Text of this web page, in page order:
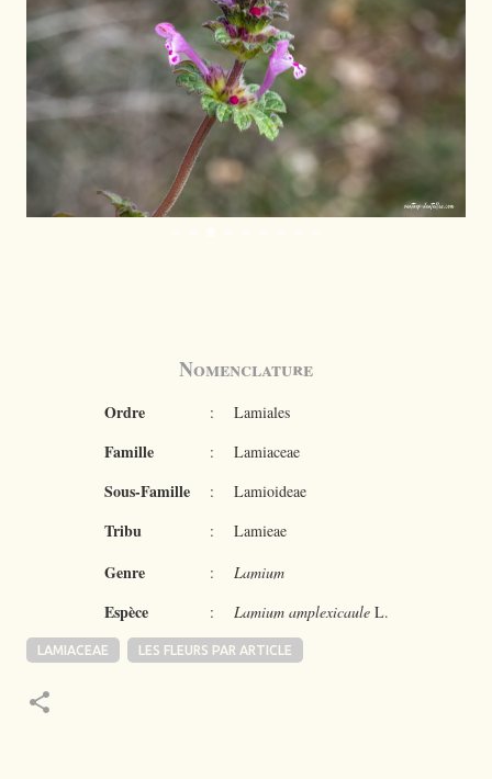
Nomenclature
Ordre : Lamiales
Famille : Lamiaceae
Sous-Famille : Lamioideae
Tribu : Lamieae
Genre : Lamium
Espèce : Lamium amplexicauleL.
LAMIACEAE LES FLEURS PAR ARTICLE